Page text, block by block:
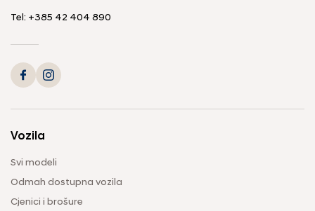
Tel: +385 42 404 890
Vozila
Svi modeli
Odmah dostupna vozila
Cjenici i brošure